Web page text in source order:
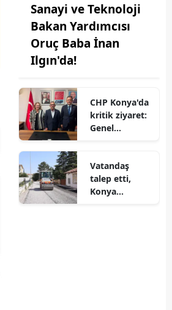
Sanayi ve Teknoloji
Bakan Yardımcısı
Oruç Baba İnan
Ilgın'da!
CHP Konya'da
kritik ziyaret:
Genel
çıkarma
Vatandaş
talep etti,
Konya